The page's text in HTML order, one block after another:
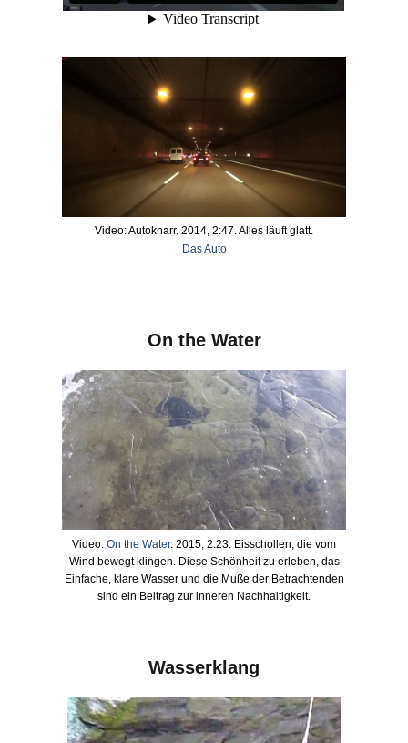
Video: Autoknarr. 2014, 2:47. Alles läuft glatt.
Das Auto
On the Water
Video: On the Water. 2015, 2:23. Eisschollen, die vom
Wind bewegt klingen. Diese Schönheit zu erleben, das
Einfache, klare Wasser und die Muße der Betrachtenden
sind ein Beitrag zur inneren Nachhaltigkeit.
Wasserklang